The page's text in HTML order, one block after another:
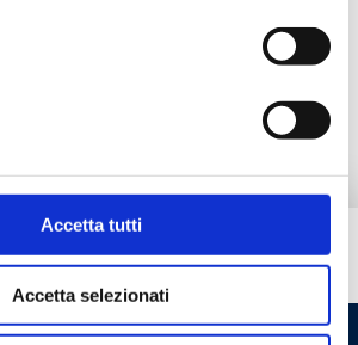
Accetta tutti
Accetta selezionati
Вам нужна помощь?